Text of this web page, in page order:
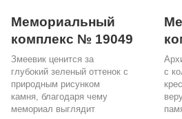
Мемориальный
комплекс № 19049
Змеевик ценится за
глубокий зеленый оттенок с
природным рисунком
камня, благодаря чему
мемориал выглядит
с